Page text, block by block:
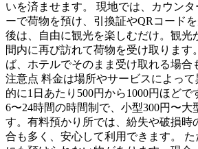
いを済ませます。 現地では、カウン
ーで荷物を預け、引換証やQRコード
後は、自由に観光を楽しむだけ。観光
間内に再び訪れて荷物を受け取ります
ば、ホテルでそのまま受け取れる場合
注意点 料金は場所やサービスによっ
的に1日あたり500円から1000円ほど
6〜24時間の時間制で、小型300円〜大
す。有料預かり所では、紛失や破損時
合も多く、安心して利用できます。